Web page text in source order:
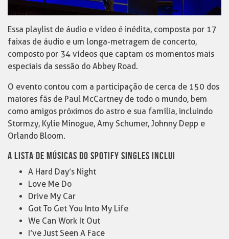
Essa playlist de áudio e vídeo é inédita, composta por 17
faixas de áudio e um longa-metragem de concerto,
composto por 34 vídeos que captam os momentos mais
especiais da sessão do Abbey Road.
O evento contou com a participação de cerca de 150 dos
maiores fãs de Paul McCartney de todo o mundo, bem
como amigos próximos do astro e sua família, incluindo
Stormzy, Kylie Minogue, Amy Schumer, Johnny Depp e
Orlando Bloom.
A LISTA DE MÚSICAS DO SPOTIFY SINGLES INCLUI
A Hard Day’s Night
Love Me Do
Drive My Car
Got To Get You Into My Life
We Can Work It Out
I’ve Just Seen A Face